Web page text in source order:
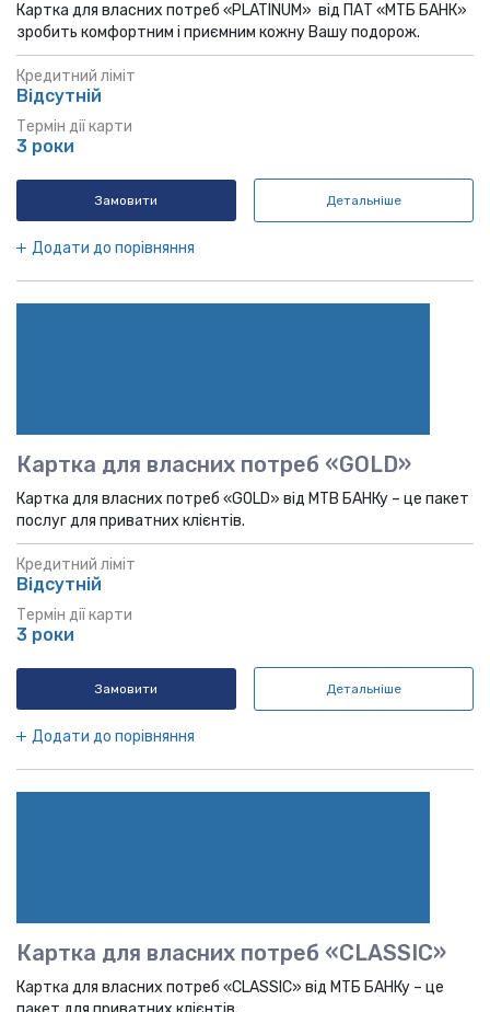
Картка для власних потреб «PLATINUM» від ПАТ «МТБ БАНК»
зробить комфортним і приємним кожну Вашу подорож.
Кредитний ліміт
Відсутній
Термін дії карти
3 роки
Замовити Детальніше
Додати до порівняння
Картка для власних потреб «GOLD»
Картка для власних потреб «GOLD» від MTB БАНКу – це пакет
послуг для приватних клієнтів.
Кредитний ліміт
Відсутній
Термін дії карти
3 роки
Замовити Детальніше
Додати до порівняння
Картка для власних потреб «CLASSIC»
Картка для власних потреб «CLASSIC» від MTБ БАНКу – це